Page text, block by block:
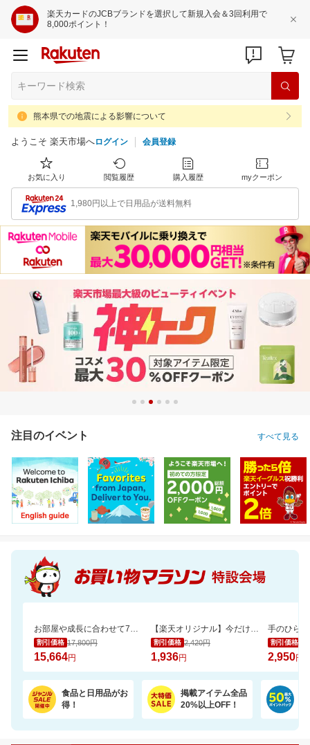
楽天カードのJCBブランドを選択して新規入会＆3回利用で
8,000ポイント！
熊本県での地震による影響について
ようこそ 楽天市場へログイン 会員登録
お気に入り 閲覧履歴 購入履歴 myクーポン
1,980円以上で日用品が送料無料
注目のイベント すべて見る
お部屋や成長に合わせて7通りに使える、多機能ベビーサークル
割引価格 17,800円
15,664円
【楽天オリジナル】今だけ20％OFFセール！高コスパのペットシーツ大容量！
割引価格 2,420円
1,936円
割引価格
2,950円
食品と日用品がお
得！
掲載アイテム全品
20%以上OFF！